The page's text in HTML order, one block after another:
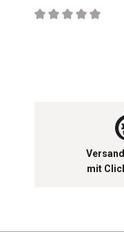
Durchschnittliche
mit